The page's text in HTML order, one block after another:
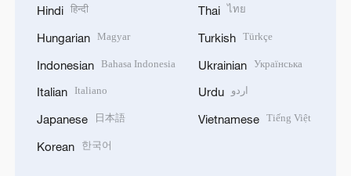
Hindi हिन्दी
Hungarian Magyar
Indonesian Bahasa Indonesia
Italian Italiano
Japanese 日本語
Korean 한국어
Thai ไทย
Turkish Türkçe
Ukrainian Українська
Urdu اردو
Vietnamese Tiếng Việt